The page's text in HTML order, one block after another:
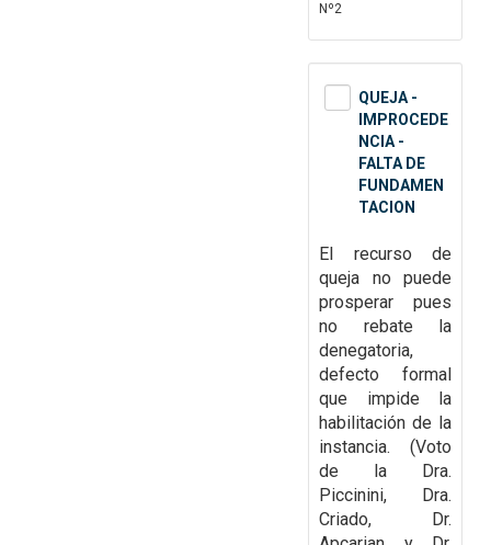
Nº2
QUEJA -
IMPROCEDE
NCIA -
FALTA DE
FUNDAMEN
TACION
El recurso de
queja no puede
prosperar pues
no rebate la
denegatoria,
defecto formal
que impide la
habilitación de la
instancia. (Voto
de la Dra.
Piccinini, Dra.
Criado, Dr.